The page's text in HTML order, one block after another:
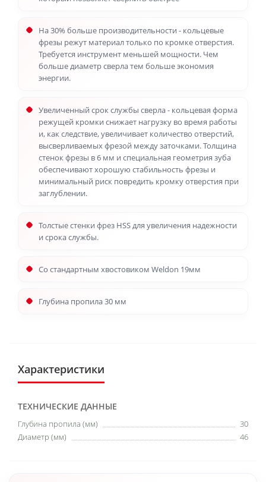
На 30% больше производительности - кольцевые
фрезы режут материал только по кромке отверстия.
Требуется инструмент меньшей мощности. Чем
больше диаметр сверла тем больше экономия
энергии.
Увеличенный срок службы сверла - кольцевая форма
режущей кромки снижает нагрузку во время работы
и, как следствие, увеличивает количество отверстий,
высверливаемых фрезой между заточками. Толщина
стенок фрезы в 6 мм и специальная геометрия зуба
обеспечивают хорошую стабильность фрезы и
минимальный риск повредить кромку отверстия при
заглублении.
Толстые стенки фрез HSS для увеличения надежности
и срока службы.
Со стандартным хвостовиком Weldon 19мм
Глубина пропила 30 мм
Характеристики
ТЕХНИЧЕСКИЕ ДАННЫЕ
Глубина пропила (мм)
30
Диаметр (мм)
46